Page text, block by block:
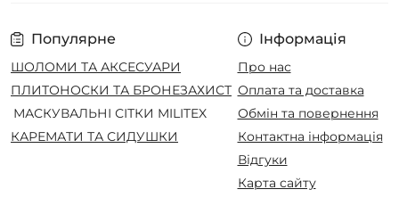
Популярне
ШОЛОМИ ТА АКСЕСУАРИ
ПЛИТОНОСКИ ТА БРОНЕЗАХИСТ
МАСКУВАЛЬНІ СІТКИ MILITEX
КАРЕМАТИ ТА СИДУШКИ
Інформація
Про нас
Оплата та доставка
Обмін та повернення
Контактна інформація
Відгуки
Карта сайту